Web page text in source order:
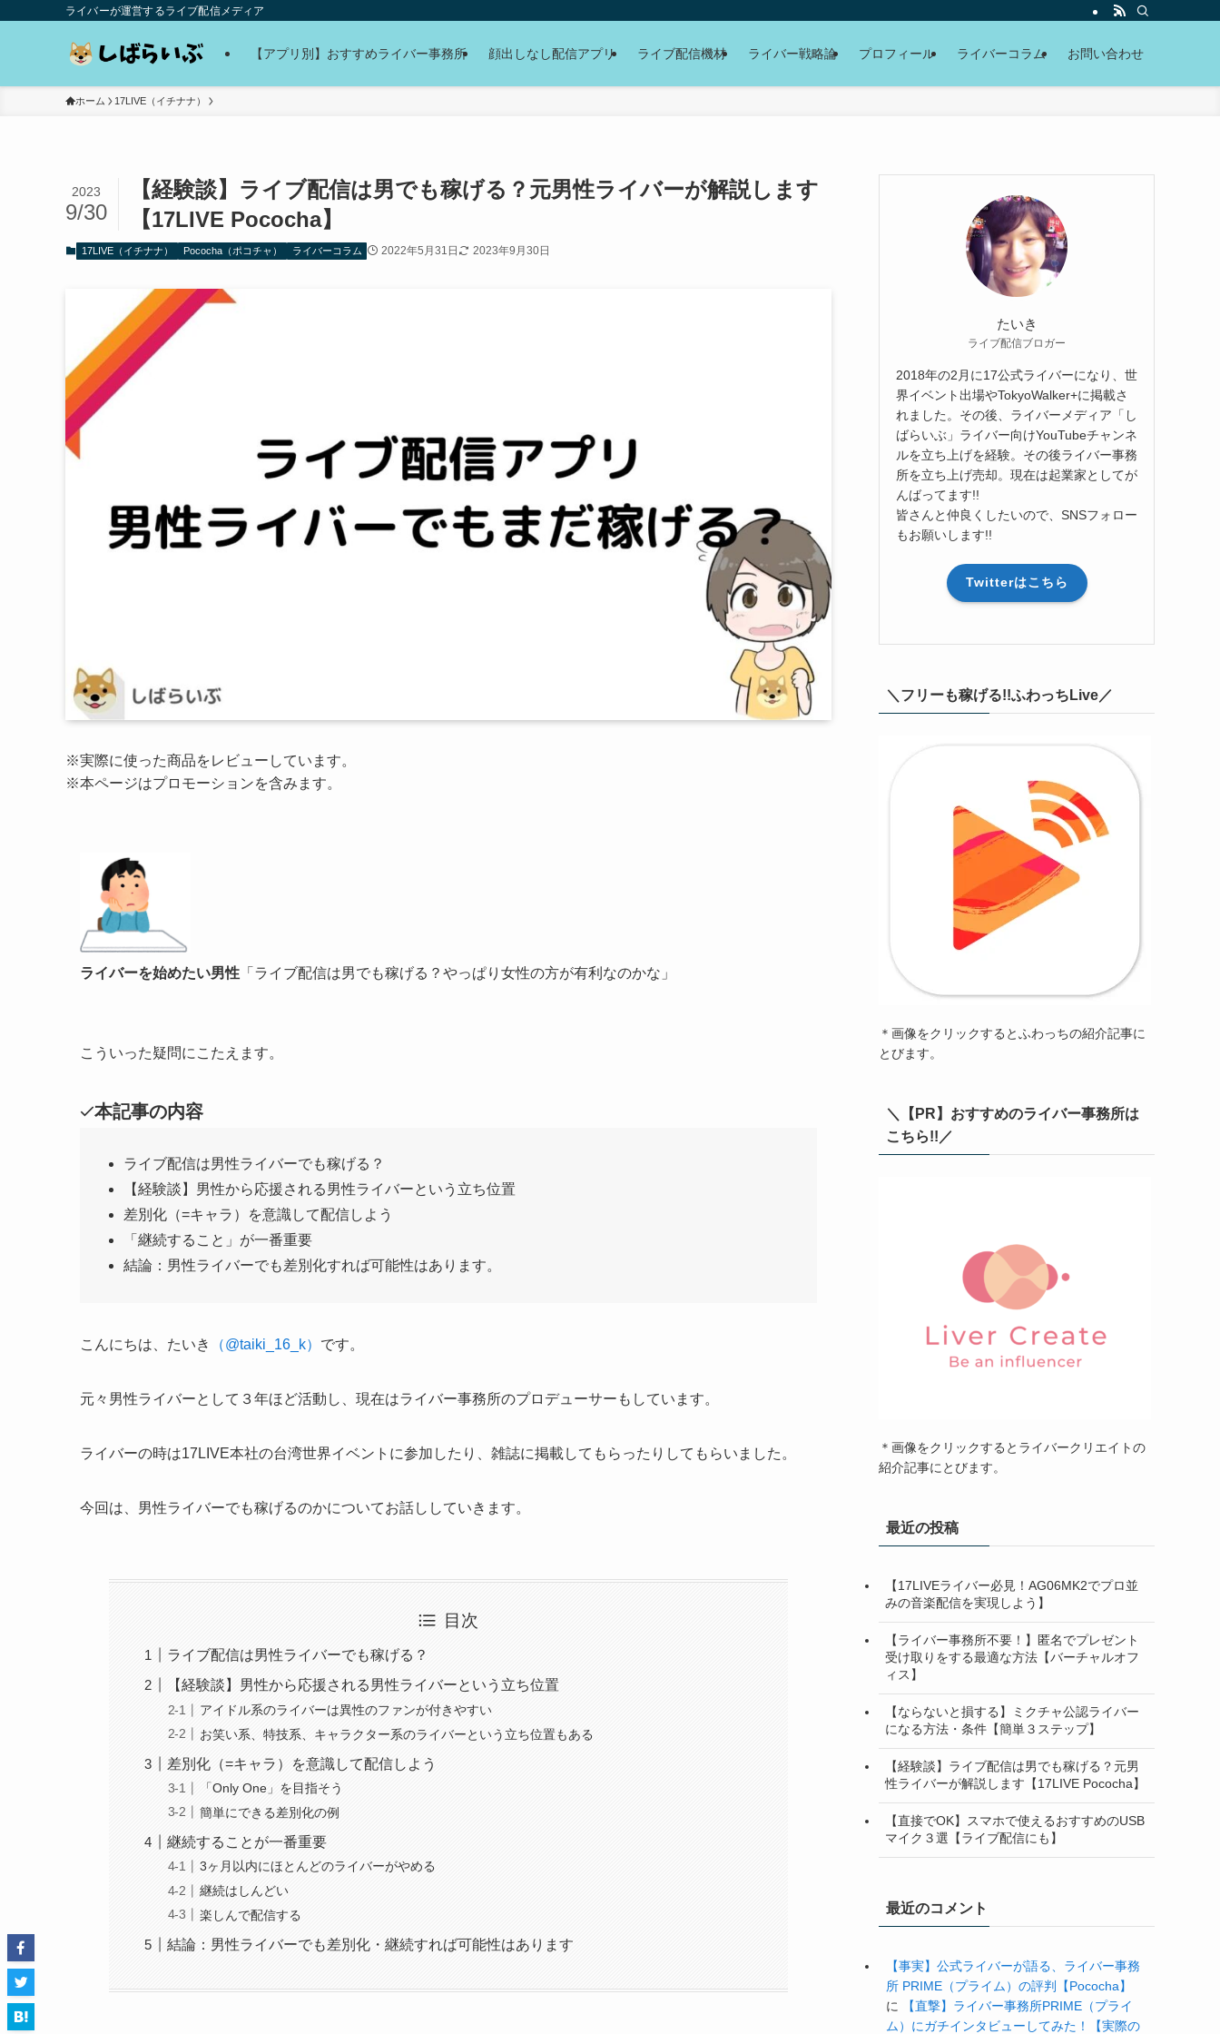
ライバーが運営するライブ配信メディア
【アプリ別】おすすめライバー事務所 顔出しなし配信アプリ ライブ配信機材 ライバー戦略論 プロフィール ライバーコラム お問い合わせ
ホーム 17LIVE（イチナナ）
【経験談】ライブ配信は男でも稼げる？元男性ライバーが解説します
【17LIVE Pococha】
2023
9/30
17LIVE（イチナナ） Pococha（ポコチャ） ライバーコラム 2022年5月31日 2023年9月30日
※実際に使った商品をレビューしています。
※本ページはプロモーションを含みます。
ライバーを始めたい男性 「ライブ配信は男でも稼げる？やっぱり女性の方が有利なのかな」
こういった疑問にこたえます。
本記事の内容
ライブ配信は男性ライバーでも稼げる？
【経験談】男性から応援される男性ライバーという立ち位置
差別化（=キャラ）を意識して配信しよう
「継続すること」が一番重要
結論：男性ライバーでも差別化すれば可能性はあります。
こんにちは、たいき （@taiki_16_k） です。
元々男性ライバーとして３年ほど活動し、現在はライバー事務所のプロデューサーもしています。
ライバーの時は17LIVE本社の台湾世界イベントに参加したり、雑誌に掲載してもらったりしてもらいました。
今回は、男性ライバーでも稼げるのかについてお話ししていきます。
目次
ライブ配信は男性ライバーでも稼げる？
【経験談】男性から応援される男性ライバーという立ち位置
アイドル系のライバーは異性のファンが付きやすい
お笑い系、特技系、キャラクター系のライバーという立ち位置もある
差別化（=キャラ）を意識して配信しよう
「Only One」を目指そう
簡単にできる差別化の例
継続することが一番重要
3ヶ月以内にほとんどのライバーがやめる
継続はしんどい
楽しんで配信する
結論：男性ライバーでも差別化・継続すれば可能性はあります
たいき
ライブ配信ブロガー
2018年の2月に17公式ライバーになり、世
界イベント出場やTokyoWalker+に掲載さ
れました。その後、ライバーメディア「し
ばらいぶ」ライバー向けYouTubeチャンネ
ルを立ち上げを経験。その後ライバー事務
所を立ち上げ売却。現在は起業家としてが
んばってます!!
皆さんと仲良くしたいので、SNSフォロー
もお願いします!!
Twitterはこちら
＼フリーも稼げる!!ふわっちLive／
＊画像をクリックするとふわっちの紹介記事に
とびます。
＼【PR】おすすめのライバー事務所は
こちら!!／
＊画像をクリックするとライバークリエイトの
紹介記事にとびます。
最近の投稿
【17LIVEライバー必見！AG06MK2でプロ並
みの音楽配信を実現しよう】
【ライバー事務所不要！】匿名でプレゼント
受け取りをする最適な方法【バーチャルオフ
ィス】
【ならないと損する】ミクチャ公認ライバー
になる方法・条件【簡単３ステップ】
【経験談】ライブ配信は男でも稼げる？元男
性ライバーが解説します【17LIVE Pococha】
【直接でOK】スマホで使えるおすすめのUSB
マイク３選【ライブ配信にも】
最近のコメント
【事実】公式ライバーが語る、ライバー事務
所 PRIME（プライム）の評判【Pococha】
に
【直撃】ライバー事務所PRIME（プライ
ム）にガチインタビューしてみた！【実際の